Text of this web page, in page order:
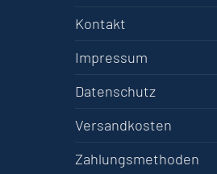
Kontakt
Impressum
Datenschutz
Versandkosten
Zahlungsmethoden